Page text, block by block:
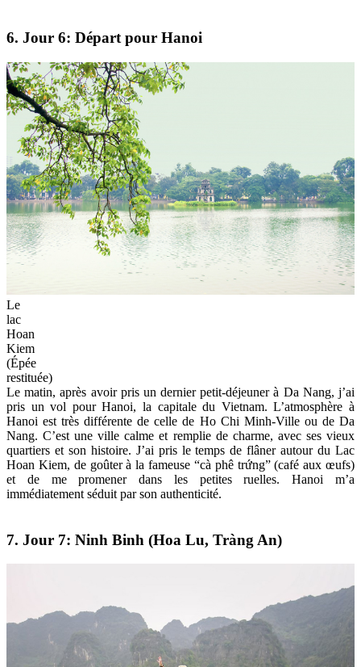
6. Jour 6: Départ pour Hanoi
Le
lac
Hoan
Kiem
(Épée
restituée)
Le matin, après avoir pris un dernier petit-déjeuner à Da Nang, j’ai
pris un vol pour Hanoi, la capitale du Vietnam. L’atmosphère à
Hanoi est très différente de celle de Ho Chi Minh-Ville ou de Da
Nang. C’est une ville calme et remplie de charme, avec ses vieux
quartiers et son histoire. J’ai pris le temps de flâner autour du Lac
Hoan Kiem, de goûter à la fameuse “cà phê trứng” (café aux œufs)
et de me promener dans les petites ruelles. Hanoi m’a
immédiatement séduit par son authenticité.
7. Jour 7: Ninh Binh (Hoa Lu, Tràng An)